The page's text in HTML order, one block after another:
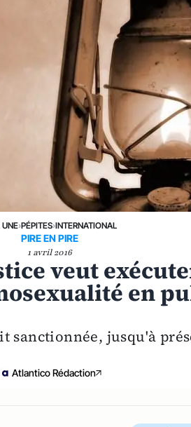
›PÉPITES›INTERNATIONAL
PIRE EN PIRE
1 avril 2016
veut
en
sanctionnée, jusqu'à
Atlantico Rédaction